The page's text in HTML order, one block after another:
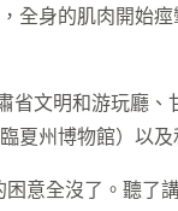
全身的肌肉開始
省文明和游玩廳
夏州博物館）以
意全沒了。聽了